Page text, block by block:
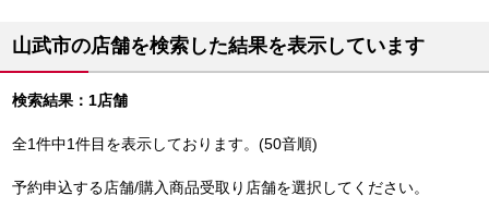
山武市の店舗を検索した結果を表示しています
検索結果：1店舗
全1件中1件目を表示しております。(50音順)
予約申込する店舗/購入商品受取り店舗を選択してください。